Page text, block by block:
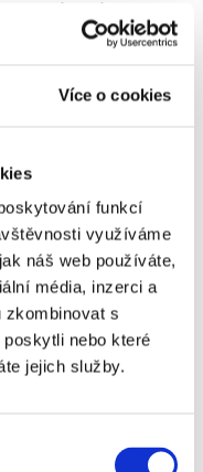
Více o cookies
funkcí
využíváme
náš web používáte,
média, inzerci a
zkombinovat s
nebo které
jejich služby.